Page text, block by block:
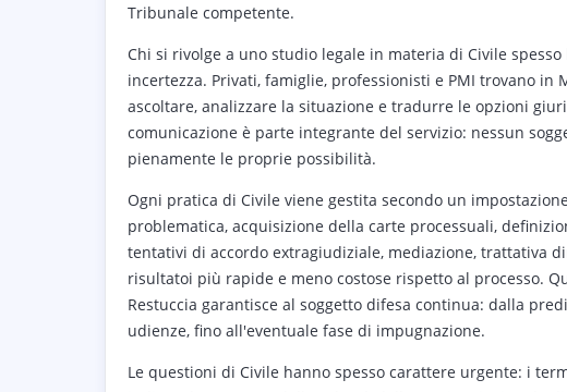
Tribunale competente.
Chi si rivolge a uno studio legale in materia di Civile
incertezza. Privati, famiglie, professionisti e PMI trovano
ascoltare, analizzare la situazione e tradurre le opzioni
comunicazione è parte integrante del servizio: nessun
pienamente le proprie possibilità.
Ogni pratica di Civile viene gestita secondo un
problematica, acquisizione della carte processuali,
tentativi di accordo extragiudiziale, mediazione, trattativa
risultatoi più rapide e meno costose rispetto al processo.
Restuccia garantisce al soggetto difesa continua: dalla
udienze, fino all'eventuale fase di impugnazione.
Le questioni di Civile hanno spesso carattere urgente: i